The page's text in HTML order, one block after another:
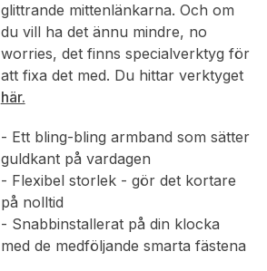
glittrande mittenlänkarna. Och om
du vill ha det ännu mindre, no
worries, det finns specialverktyg för
att fixa det med. Du hittar verktyget
här.
- Ett bling-bling armband som sätter
guldkant på vardagen
- Flexibel storlek - gör det kortare
på nolltid
- Snabbinstallerat på din klocka
med de medföljande smarta fästena